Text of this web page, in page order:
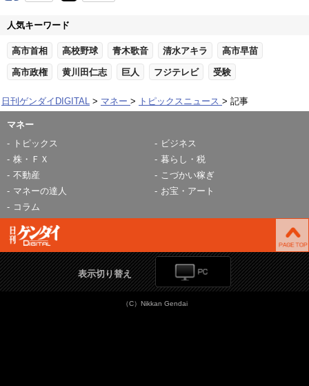
人気キーワード
高市首相 高校野球 青木歌音 清水アキラ 高市早苗
高市政権 黄川田仁志 巨人 フジテレビ 受験
日刊ゲンダイDIGITAL マネー トピックスニュース 記事
マネー
トピックス
ビジネス
株・ＦＸ
暮らし・税
不動産
こづかい稼ぎ
マネーの達人
お宝・アート
コラム
表示切り替え
（C）Nikkan Gendai